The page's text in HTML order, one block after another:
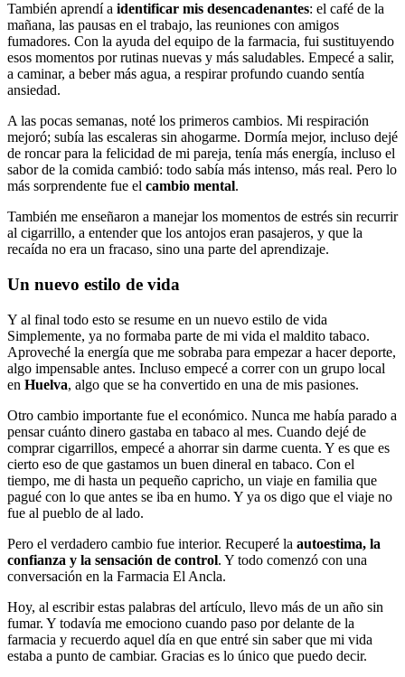
También aprendí a identificar mis desencadenantes: el café de la
mañana, las pausas en el trabajo, las reuniones con amigos
fumadores. Con la ayuda del equipo de la farmacia, fui sustituyendo
esos momentos por rutinas nuevas y más saludables. Empecé a salir,
a caminar, a beber más agua, a respirar profundo cuando sentía
ansiedad.
A las pocas semanas, noté los primeros cambios. Mi respiración
mejoró; subía las escaleras sin ahogarme. Dormía mejor, incluso dejé
de roncar para la felicidad de mi pareja, tenía más energía, incluso el
sabor de la comida cambió: todo sabía más intenso, más real. Pero lo
más sorprendente fue el cambio mental.
También me enseñaron a manejar los momentos de estrés sin recurrir
al cigarrillo, a entender que los antojos eran pasajeros, y que la
recaída no era un fracaso, sino una parte del aprendizaje.
Un nuevo estilo de vida
Y al final todo esto se resume en un nuevo estilo de vida
Simplemente, ya no formaba parte de mi vida el maldito tabaco.
Aproveché la energía que me sobraba para empezar a hacer deporte,
algo impensable antes. Incluso empecé a correr con un grupo local
en Huelva, algo que se ha convertido en una de mis pasiones.
Otro cambio importante fue el económico. Nunca me había parado a
pensar cuánto dinero gastaba en tabaco al mes. Cuando dejé de
comprar cigarrillos, empecé a ahorrar sin darme cuenta. Y es que es
cierto eso de que gastamos un buen dineral en tabaco. Con el
tiempo, me di hasta un pequeño capricho, un viaje en familia que
pagué con lo que antes se iba en humo. Y ya os digo que el viaje no
fue al pueblo de al lado.
Pero el verdadero cambio fue interior. Recuperé la autoestima, la
confianza y la sensación de control. Y todo comenzó con una
conversación en la Farmacia El Ancla.
Hoy, al escribir estas palabras del artículo, llevo más de un año sin
fumar. Y todavía me emociono cuando paso por delante de la
farmacia y recuerdo aquel día en que entré sin saber que mi vida
estaba a punto de cambiar. Gracias es lo único que puedo decir.